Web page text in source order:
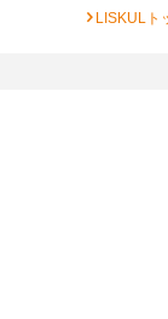
chevron_rightLISKULト